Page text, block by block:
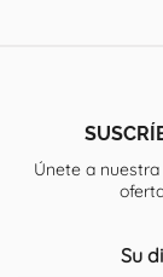
Únete a
Su